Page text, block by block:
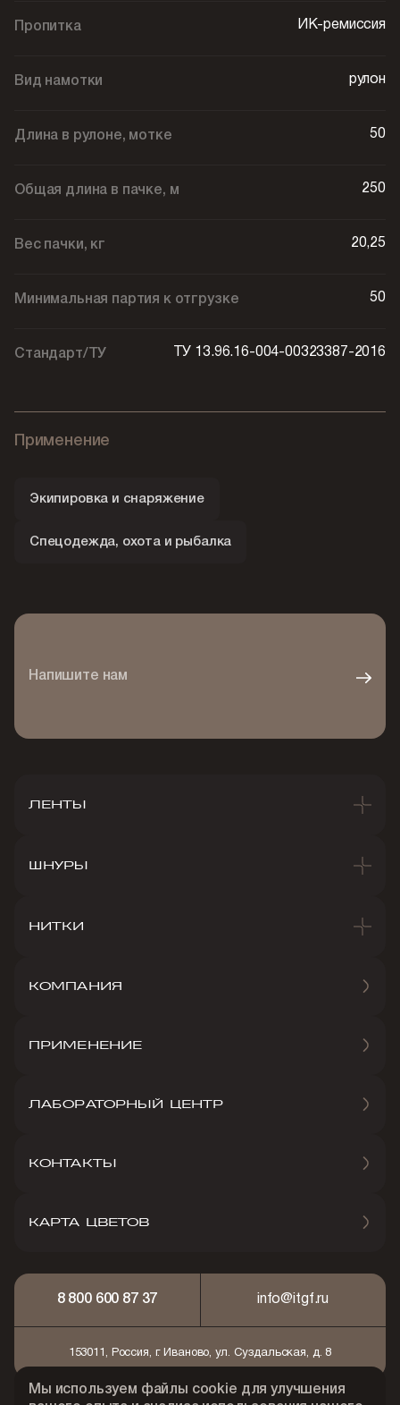
Пропитка ИК-ремиссия
Вид намотки рулон
Длина в рулоне, мотке 50
Общая длина в пачке, м 250
Вес пачки, кг 20,25
Минимальная партия к отгрузке 50
Стандарт/ТУ ТУ 13.96.16-004-00323387-2016
Применение
Экипировка и снаряжение
Спецодежда, охота и рыбалка
Напишите нам
КОМПАНИЯ
ПРИМЕНЕНИЕ
ЛАБОРАТОРНЫЙ ЦЕНТР
КОНТАКТЫ
КАРТА ЦВЕТОВ
ЛЕНТЫ
ШНУРЫ
НИТКИ
8 800 600 87 37 info@itgf.ru
153011, Россия, г. Иваново, ул. Суздальская, д. 8
Мы используем файлы cookie для улучшения